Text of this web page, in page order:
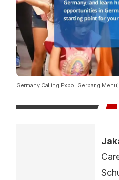
Germany Calling Expo: Gerbang